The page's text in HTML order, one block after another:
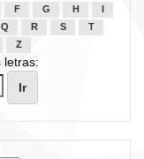
F G H
Q R S
T
Z
letras: